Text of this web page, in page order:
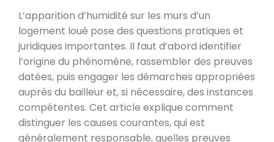
L’apparition d’humidité sur les murs d’un
logement loué pose des questions pratiques et
juridiques importantes. Il faut d’abord identifier
l’origine du phénomène, rassembler des preuves
datées, puis engager les démarches appropriées
auprès du bailleur et, si nécessaire, des instances
compétentes. Cet article explique comment
distinguer les causes courantes, qui est
généralement responsable, quelles preuves